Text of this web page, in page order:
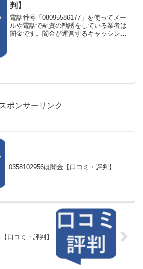
判】
電話番号「08095586177」を使ってメー
ルや電話で融資の勧誘をしている業者は
闇金です。闇金が運営するキャッシング
スポンサーリンク
0358102956は闇金【口コミ・評判】
口コミ・評判】